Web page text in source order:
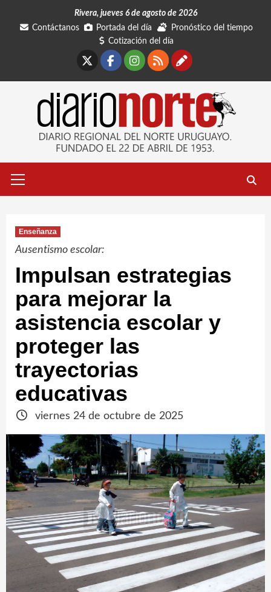
Rivera, jueves 6 de agosto de 2026
Contáctanos
Portada del día
Pronóstico del tiempo
Cotización del día
Facebook
Instagram
RSSContáctanos
primario
Enseñanza
Ausentismo escolar:
Impulsan estrategias
para mejorar la
asistencia escolar y
proteger las
trayectorias
educativas
viernes 24 de octubre de 2025